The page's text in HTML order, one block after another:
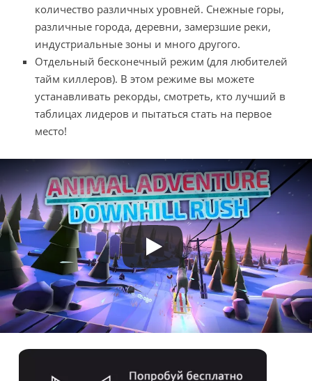
количество различных уровней. Снежные горы,
различные города, деревни, замерзшие реки,
индустриальные зоны и много другого.
Отдельный бесконечный режим (для любителей
тайм киллеров). В этом режиме вы можете
устанавливать рекорды, смотреть, кто лучший в
таблицах лидеров и пытаться стать на первое
место!